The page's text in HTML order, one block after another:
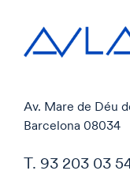
Av. Mare de Déu
Barcelona 08034
T. 93 203 03